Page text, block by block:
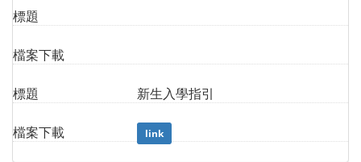
標題
檔案下載
標題 新生入學指引
檔案下載 link